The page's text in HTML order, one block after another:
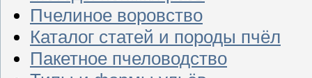
Пчелиное воровство
Каталог статей и породы пчёл
Пакетное пчеловодство